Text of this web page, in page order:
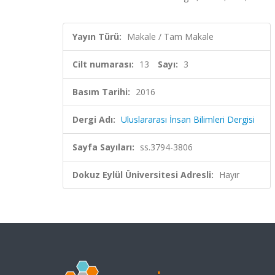
Yayın Türü: Makale / Tam Makale
Cilt numarası: 13 Sayı: 3
Basım Tarihi: 2016
Dergi Adı: Uluslararası İnsan Bilimleri Dergisi
Sayfa Sayıları: ss.3794-3806
Dokuz Eylül Üniversitesi Adresli: Hayır